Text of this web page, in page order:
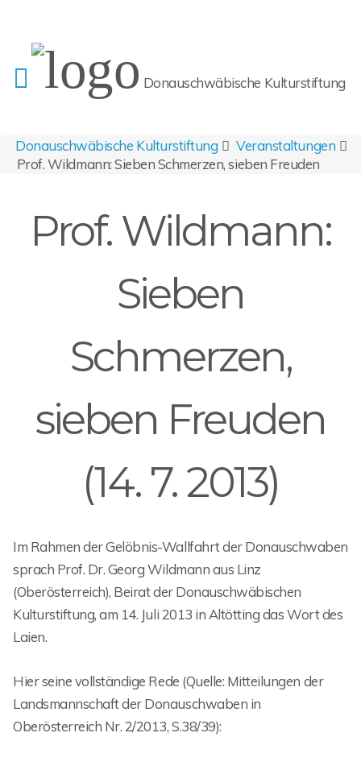
Donauschwäbische Kulturstiftung
Donauschwäbische Kulturstiftung
Veranstaltungen
Prof. Wildmann: Sieben Schmerzen, sieben Freuden
Prof. Wildmann:
Sieben
Schmerzen,
sieben Freuden
(14. 7. 2013)
Im Rahmen der Gelöbnis-Wallfahrt der Donauschwaben
sprach Prof. Dr. Georg Wildmann aus Linz
(Oberösterreich), Beirat der Donauschwäbischen
Kulturstiftung, am 14. Juli 2013 in Altötting das Wort des
Laien.
Hier seine vollständige Rede (Quelle: Mitteilungen der
Landsmannschaft der Donauschwaben in
Oberösterreich Nr. 2/2013, S.38/39):